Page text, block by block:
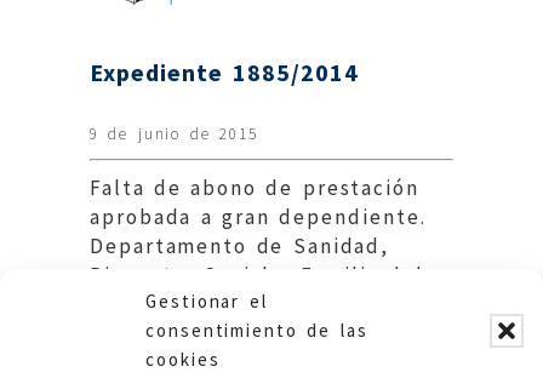
Gestionar el
consentimiento de las
cookies
Expediente 1885/2014
9 de junio de 2015
Falta de abono de prestación
aprobada a gran dependiente.
Departamento de Sanidad,
Bienestar Social y Familia del
Gobierno de Aragón.